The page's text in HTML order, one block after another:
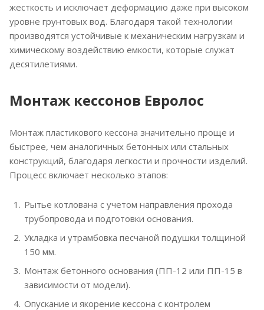
жесткость и исключает деформацию даже при высоком
уровне грунтовых вод. Благодаря такой технологии
производятся устойчивые к механическим нагрузкам и
химическому воздействию емкости, которые служат
десятилетиями.
Монтаж кессонов Евролос
Монтаж пластикового кессона значительно проще и
быстрее, чем аналогичных бетонных или стальных
конструкций, благодаря легкости и прочности изделий.
Процесс включает несколько этапов:
Рытье котлована с учетом направления прохода
трубопровода и подготовки основания.
Укладка и утрамбовка песчаной подушки толщиной
150 мм.
Монтаж бетонного основания (ПП-12 или ПП-15 в
зависимости от модели).
Опускание и якорение кессона с контролем